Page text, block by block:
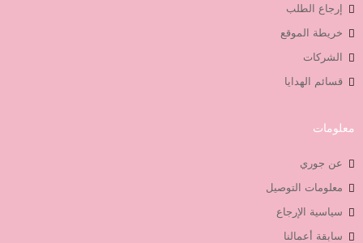
إرجاع الطلب
خريطة الموقع
الشركات
قسائم الهدايا
معلومات
عن جوري
معلومات التوصيل
سياسية الإرجاع
سابقة أعمالنا